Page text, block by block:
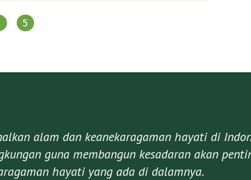
5
alam dan keanekaragaman hayati di
guna membangun kesadaran akan
hayati yang ada di dalamnya.​